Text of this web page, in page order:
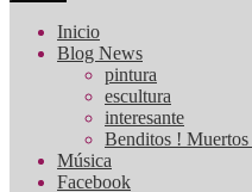
Inicio
Blog News
pintura
escultura
interesante
Benditos !
Música
Facebook